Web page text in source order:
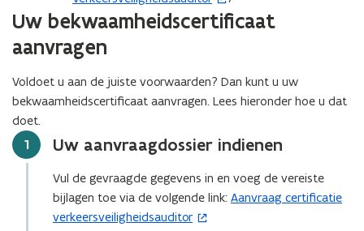
e
i
n
i
e
u
w
Uw bekwaamheidscertificaat
aanvragen
Voldoet u aan de juiste voorwaarden? Dan kunt u uw
bekwaamheidscertificaat aanvragen. Lees hieronder hoe u dat
doet.
Stap
1 Uw aanvraagdossier indienen
Vul de gevraagde gegevens in en voeg de vereiste
bijlagen toe via de volgende link: Aanvraag certificatie
verkeersveiligheidsauditor
(